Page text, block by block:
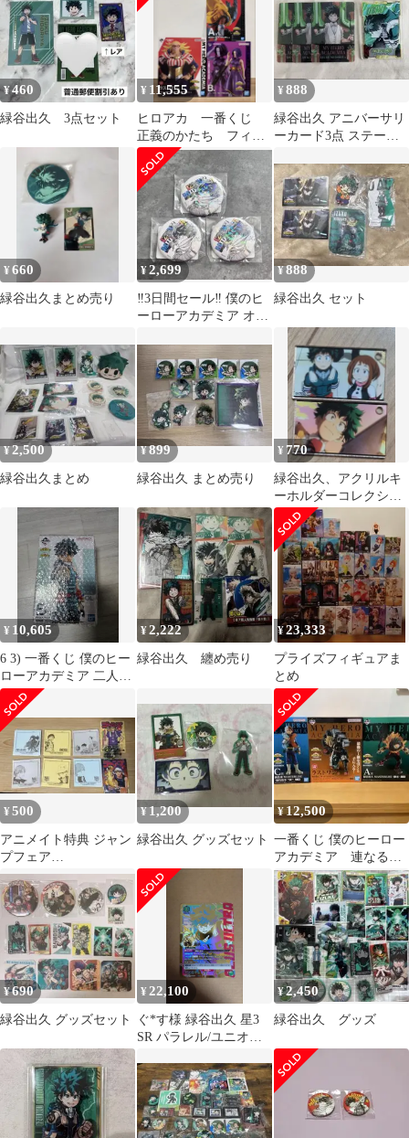
ARENA ユニアリ
¥460
緑谷出久 3点セット
¥ 11,555
ヒロアカ 一番くじ
正義のかたち フィギ
ュア 3体セット
¥888
緑谷出久 アニバーサリ
ーカード3点 ステータ
点
¥660
緑谷出久まとめ売り
¥2,699
‼️3日間セール‼️ 僕のヒ
ーローアカデミア オー
¥888
緑谷出久 セット
¥2,500
緑谷出久まとめ
¥899
緑谷出久 まとめ売り
¥ 770
緑谷出久、アクリルキ
ーホルダーコレクショ
ンvol.3
¥ 10,605
6 3) 一番くじ 僕のヒー
ローアカデミア 二人の
英雄 緑谷出久 B賞 フィ
ギュア
¥2,222
緑谷出久 纏め売り
¥23,333
プライズフィギュアま
とめ
¥500
アニメイト特典 ジャン
プフェア
2015.2016.2018セット
¥1,200
緑谷出久 グッズセット
¥12,500
一番くじ 僕のヒーロー
アカデミア 連なる星
霧 フィギュアA.B.C賞
まとめ売り
¥690
緑谷出久 グッズセット
¥ 22,100
ぐ*す様 緑谷出久 星3
SR パラレル/ユニオン
¥2,450
緑谷出久 グッズ